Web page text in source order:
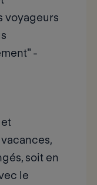
voyageurs
-
soit en
le